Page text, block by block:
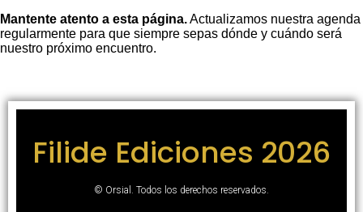
Mantente atento a esta página.Actualizamos nuestra agenda
regularmente para que siempre sepas dónde y cuándo será
nuestro próximo encuentro.
Filide Ediciones 2026
© Orsial. Todos los derechos reservados.